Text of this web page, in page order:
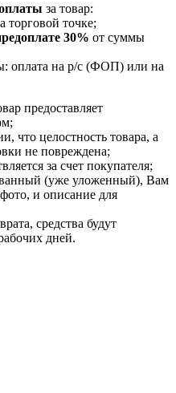
за товар:
торговой точке;
30% от суммы
оплата на р/с (ФОП) или на
предоставляет
что целостность товара, а
не повреждена;
за счет покупателя;
(уже уложенный), Вам
и описание для
средства будут
дней.